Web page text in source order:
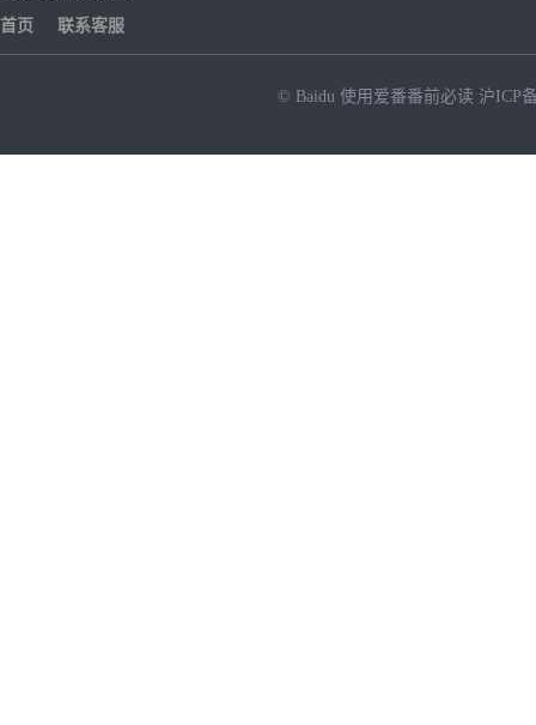
首页 联系客服
© Baidu 使用爱番番前必读 沪ICP